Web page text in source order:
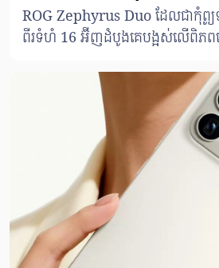
ROG Zephyrus Duo ដែលជាកុំព្យូ
ពីរទំហំ 16 អ៊ីញដំបូងគេបង្អស់លើពិភព